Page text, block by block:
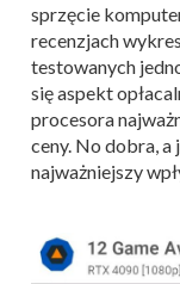
sprzęcie
recenzjach
testowanych
się aspekt
procesora
ceny. No dobra,
najważniejszy